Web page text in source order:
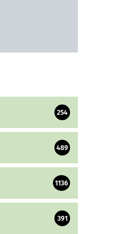
254
489
1136
391